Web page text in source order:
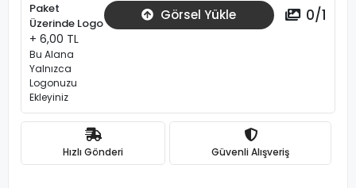
Paket
Üzerinde Logo
+ 6,00 TL
Bu Alana
Yalnızca
Logonuzu
Ekleyiniz
Görsel Yükle 0/1
Hızlı Gönderi Güvenli Alışveriş